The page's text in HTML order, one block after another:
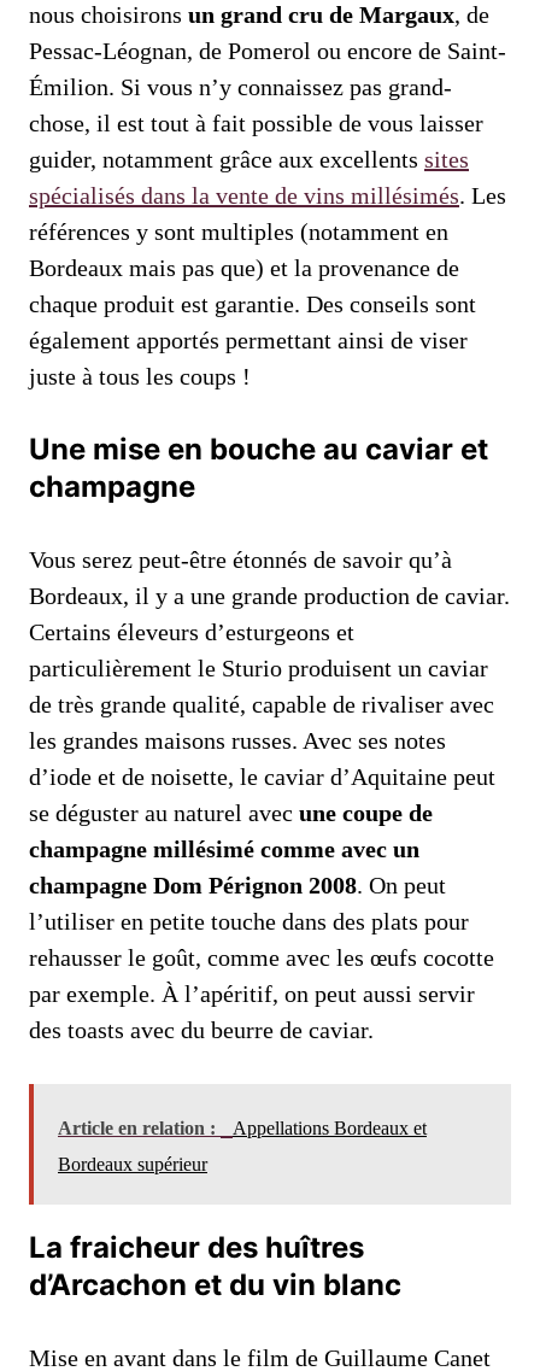
nous choisirons un grand cru de Margaux, de
Pessac-Léognan, de Pomerol ou encore de Saint-
Émilion. Si vous n’y connaissez pas grand-
chose, il est tout à fait possible de vous laisser
guider, notamment grâce aux excellents sites
spécialisés dans la vente de vins millésimés. Les
références y sont multiples (notamment en
Bordeaux mais pas que) et la provenance de
chaque produit est garantie. Des conseils sont
également apportés permettant ainsi de viser
juste à tous les coups !
Une mise en bouche au caviar et
champagne
Vous serez peut-être étonnés de savoir qu’à
Bordeaux, il y a une grande production de caviar.
Certains éleveurs d’esturgeons et
particulièrement le Sturio produisent un caviar
de très grande qualité, capable de rivaliser avec
les grandes maisons russes. Avec ses notes
d’iode et de noisette, le caviar d’Aquitaine peut
se déguster au naturel avec une coupe de
champagne millésimé comme avec un
champagne Dom Pérignon 2008. On peut
l’utiliser en petite touche dans des plats pour
rehausser le goût, comme avec les œufs cocotte
par exemple. À l’apéritif, on peut aussi servir
des toasts avec du beurre de caviar.
Article en relation :
Appellations Bordeaux et
Bordeaux supérieur
La fraicheur des huîtres
d’Arcachon et du vin blanc
Mise en avant dans le film de Guillaume Canet